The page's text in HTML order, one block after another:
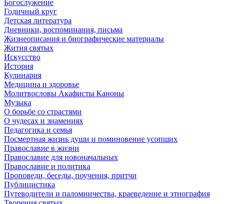
Богослужение
Годичный круг
Детская литература
Дневники, воспоминания, письма
Жизнеописания и биографические материалы
Жития святых
Искусство
История
Кулинария
Медицина и здоровье
Молитвословы Акафисты Каноны
Музыка
О борьбе со страстями
О чудесах и знамениях
Педагогика и семья
Посмертная жизнь души и поминовение усопших
Православие в жизни
Православие для новоначальных
Православие и политика
Проповеди, беседы, поучения, притчи
Публицистика
Путеводители и паломничества, краеведение и этнография